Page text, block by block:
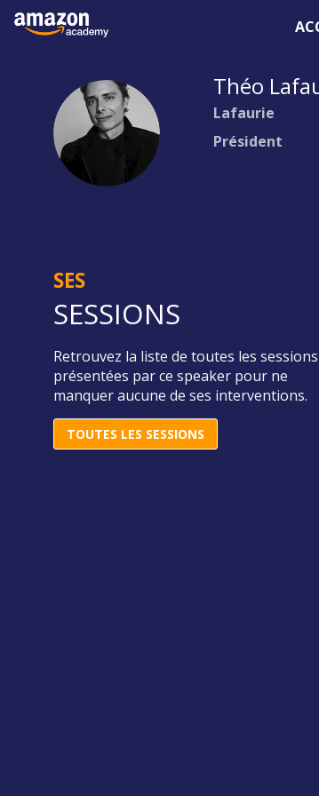
TL
Théo
Lafaurie
Président
SES
SESSIONS
Retrouvez la liste de toutes les sessions
présentées par ce speaker pour ne
manquer aucune de ses interventions.
TOUTES LES SESSIONS